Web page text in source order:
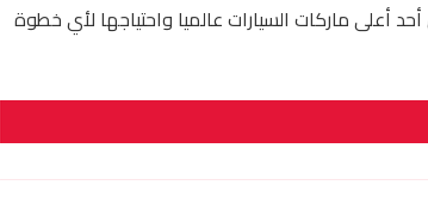
أعلى ماركات السيارات عالميا واحتياجها لأي خطوة